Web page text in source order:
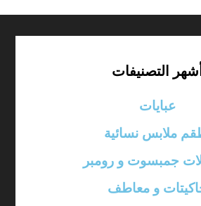
أشهر التصنيفات
عبايات
ملابس نسائية
جمبسوت و رومبر
و معاطف